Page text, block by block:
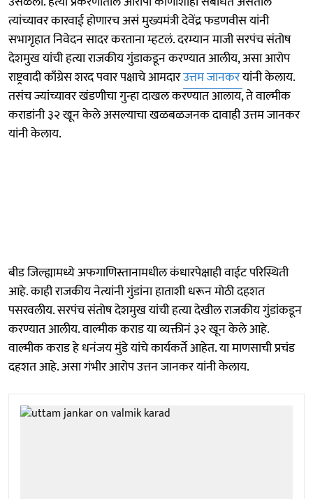
त्यांच्यावर कारवाई होणारच असं मुख्यमंत्री देवेंद्र फडणवीस यांनी
सभागृहात निवेदन सादर करताना म्हटलं. दरम्यान माजी सरपंच संतोष
देशमुख यांची हत्या राजकीय गुंडाकडून करण्यात आलीय, असा आरोप
राष्ट्रवादी काँग्रेस शरद पवार पक्षाचे आमदारउत्तम जानकरयांनी केलाय.
तसंच ज्यांच्यावर खंडणीचा गुन्हा दाखल करण्यात आलाय, ते वाल्मीक
कराडांनी ३२ खून केले असल्याचा खळबळजनक दावाही उत्तम जानकर
यांनी केलाय.
बीड जिल्ह्यामध्ये अफगाणिस्तानामधील कंधारपेक्षाही वाईट परिस्थिती
आहे. काही राजकीय नेत्यांनी गुंडांना हाताशी धरून मोठी दहशत
पसरवलीय. सरपंच संतोष देशमुख यांची हत्या देखील राजकीय गुंडांकडून
करण्यात आलीय. वाल्मीक कराड या व्यक्तीनं ३२ खून केले आहे.
वाल्मीक कराड हे धनंजय मुंडे यांचे कार्यकर्ते आहेत. या माणसाची प्रचंड
दहशत आहे. असा गंभीर आरोप उत्तन जानकर यांनी केलाय.